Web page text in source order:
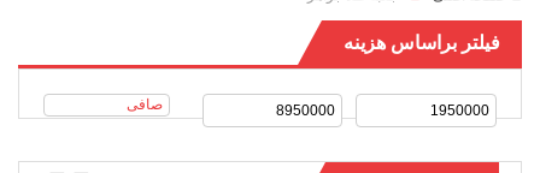
فیلتر براساس هزینه
صافی